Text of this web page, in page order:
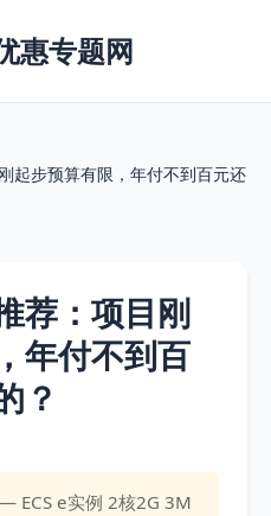
惠专题网
起步预算有限，年付不到百元还
荐：项目刚
年付不到百
？
— ECS e实例 2核2G 3M